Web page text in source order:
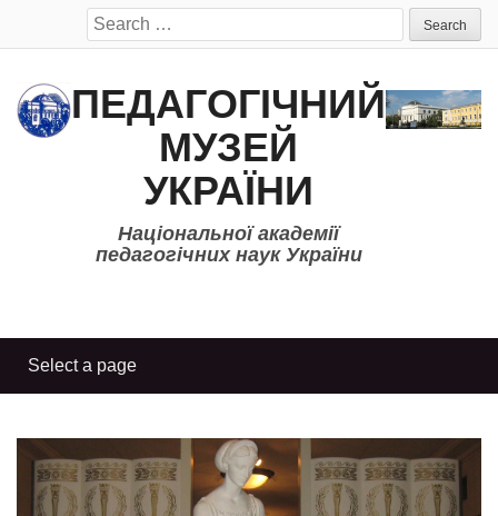
Search
for:
ПЕДАГОГІЧНИЙ
МУЗЕЙ
УКРАЇНИ
Національної академії
педагогічних наук України